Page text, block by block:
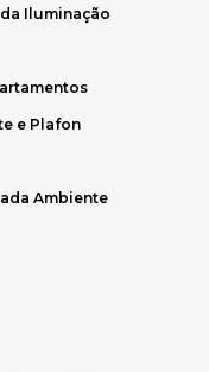
Iluminação
e Plafon
Ambiente